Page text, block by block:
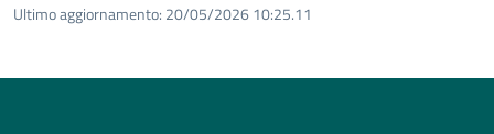
Ultimo aggiornamento: 20/05/2026 10:25.11